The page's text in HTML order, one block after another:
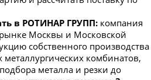
в РОТИНАР ГРУПП: компания
рынке Москвы и Московской
собственного производства
комбинатов,
металла и резки до